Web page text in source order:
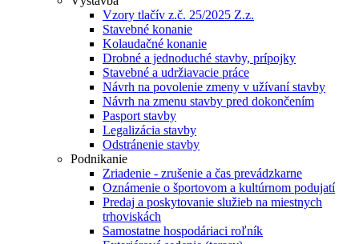
Vzory tlačív z.č. 25/2025 Z.z.
Stavebné konanie
Kolaudačné konanie
Drobné a jednoduché stavby, prípojky
Stavebné a udržiavacie práce
Návrh na povolenie zmeny v užívaní stavby
Návrh na zmenu stavby pred dokončením
Pasport stavby
Legalizácia stavby
Odstránenie stavby
Podnikanie
Zriadenie - zrušenie a čas prevádzkarne
Oznámenie o športovom a kultúrnom podujatí
Predaj a poskytovanie služieb na miestnych
trhoviskách
Samostatne hospodáriaci roľník